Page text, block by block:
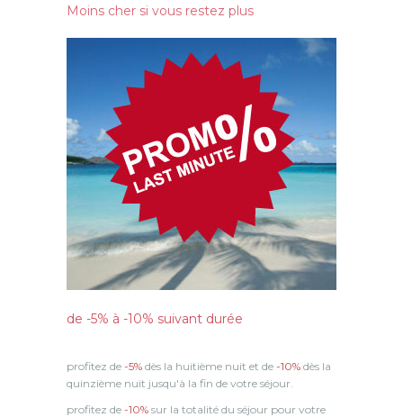
Moins cher si vous restez plus
de -5% à -10% suivant durée
profitez de -5% dès la huitième nuit et de -10% dès la
quinzième nuit jusqu'à la fin de votre séjour.
profitez de -10% sur la totalité du séjour pour votre